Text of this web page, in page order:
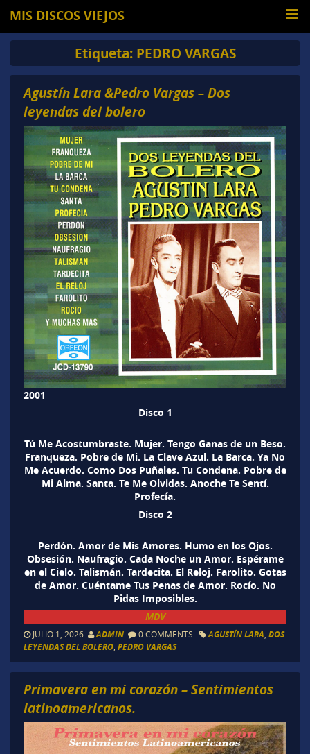
MIS DISCOS VIEJOS
Etiqueta: PEDRO VARGAS
Agustín Lara &Pedro Vargas – Dos
leyendas del bolero
2001
Disco 1
Tú Me Acostumbraste. Mujer. Tengo Ganas de un Beso.
Franqueza. Pobre de Mi. La Clave Azul. La Barca. Ya No
Me Acuerdo. Como Dos Puñales. Tu Condena. Pobre de
Mi Alma. Santa. Te Me Olvidas. Anoche Te Sentí.
Profecía.
Disco 2
Perdón. Amor de Mis Amores. Humo en los Ojos.
Obsesión. Naufragio. Cada Noche un Amor. Espérame
en el Cielo. Talismán. Tardecita. El Reloj. Farolito. Gotas
de Amor. Cuéntame Tus Penas de Amor. Rocío. No
Pidas Imposibles.
MDV
JULIO 1, 2026 ADMIN 0 COMMENTS AGUSTÍN LARA, DOS
LEYENDAS DEL BOLERO, PEDRO VARGAS
Primavera en mi corazón – Sentimientos
latinoamericanos.